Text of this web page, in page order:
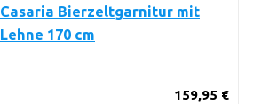
Casaria Bierzeltgarnitur mit
Lehne 170 cm
159,95 €